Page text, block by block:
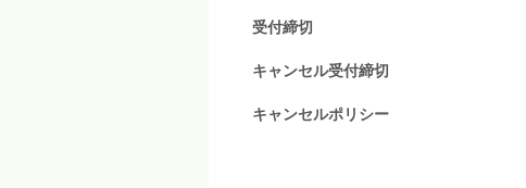
受付締切
キャンセル受付締切
キャンセルポリシー